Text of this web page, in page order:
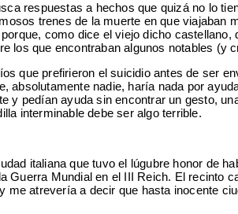
respuestas a hechos que quizá no lo
trenes de la muerte en que viajaban
como dice el viejo dicho
los que encontraban algunos notables (y
que prefirieron el suicidio antes de ser
nadie, haría nada por
pedían ayuda sin encontrar un gesto,
interminable debe ser algo terrible.
italiana que tuvo el lúgubre honor de
Mundial en el III Reich. El recinto
atrevería a decir que hasta inocente